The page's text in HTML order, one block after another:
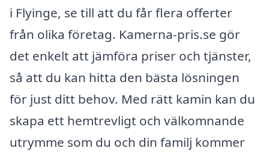
i Flyinge, se till att du får flera offerter
från olika företag. Kamerna-pris.se gör
det enkelt att jämföra priser och tjänster,
så att du kan hitta den bästa lösningen
för just ditt behov. Med rätt kamin kan du
skapa ett hemtrevligt och välkomnande
utrymme som du och din familj kommer